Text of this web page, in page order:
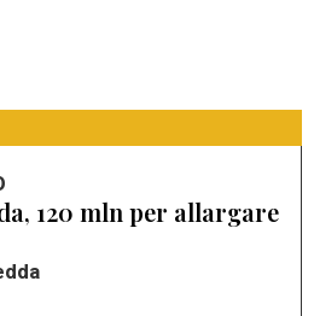
120 mln per allargare